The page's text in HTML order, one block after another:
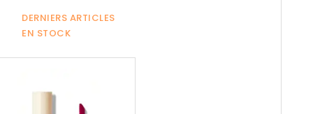
DERNIERS ARTICLES
EN STOCK